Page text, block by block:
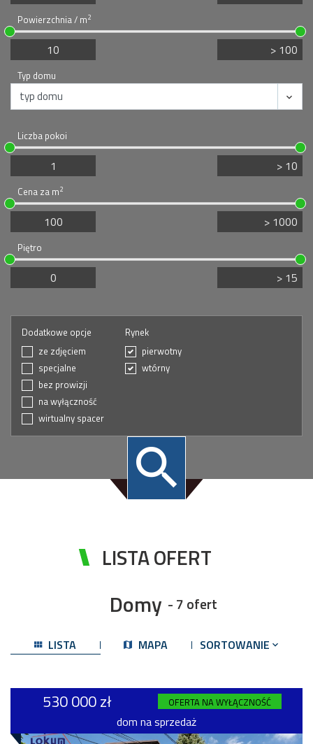
Powierzchnia / m2
Typ domu
Liczba pokoi
Cena za m2
Piętro
Dodatkowe opcje
ze zdjęciem
specjalne
bez prowizji
na wyłączność
wirtualny spacer
Rynek
pierwotny
wtórny
LISTA OFERT
Domy - 7 ofert
LISTA MAPA SORTOWANIE
530 000 zł OFERTA NA WYŁĄCZNOŚĆ
dom na sprzedaż